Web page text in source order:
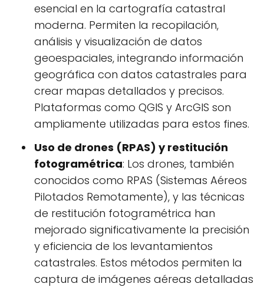
esencial en la cartografía catastral
moderna. Permiten la recopilación,
análisis y visualización de datos
geoespaciales, integrando información
geográfica con datos catastrales para
crear mapas detallados y precisos.
Plataformas como QGIS y ArcGIS son
ampliamente utilizadas para estos fines.
Uso de drones (RPAS) y restitución
fotogramétrica: Los drones, también
conocidos como RPAS (Sistemas Aéreos
Pilotados Remotamente), y las técnicas
de restitución fotogramétrica han
mejorado significativamente la precisión
y eficiencia de los levantamientos
catastrales. Estos métodos permiten la
captura de imágenes aéreas detalladas